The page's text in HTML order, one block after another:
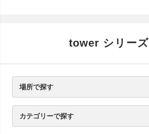
tower シリーズ
場所で探す
キッチン
サニタリー
リビング
エントランス
other
カテゴリーで探す